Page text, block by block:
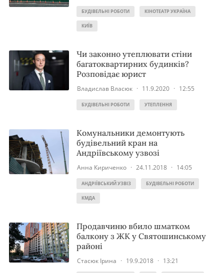
БУДІВЕЛЬНІ РОБОТИ КІНОТЕАТР УКРАЇНА
КИЇВ
Чи законно утеплювати стіни
багатоквартирних будинків?
Розповідає юрист
Владислав Власюк · 11.9.2020 · 12:55
БУДІВЕЛЬНІ РОБОТИ УТЕПЛЕННЯ
Комунальники демонтують
будівельний кран на
Андріївському узвозі
Анна Кириченко · 24.11.2018 · 14:05
АНДРІЇВСЬКИЙ УЗВІЗ БУДІВЕЛЬНІ РОБОТИ
КМДА
Продавчиню вбило шматком
балкону з ЖК у Святошинському
районі
Стасюк Ірина · 19.9.2018 · 13:21